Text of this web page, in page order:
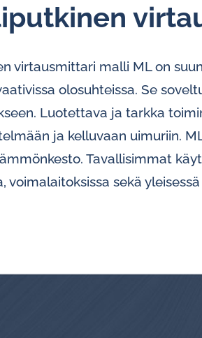
virtausmittari malli ML on
olosuhteissa. Se
Luotettava ja tarkka
ja kelluvaan uimuriin.
Tavallisimmat
voimalaitoksissa sekä